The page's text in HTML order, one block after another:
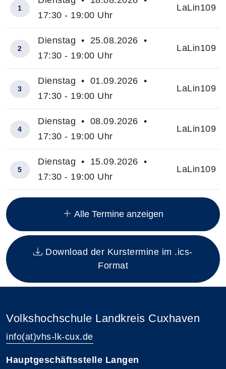
Insgesamt gibt es 15 Termine zum diesen Kurs
1
17:30 - 19:00 Uhr
LaLin109
2
Dienstag • 25.08.2026 •
17:30 - 19:00 Uhr
LaLin109
3
Dienstag • 01.09.2026 •
17:30 - 19:00 Uhr
LaLin109
4
Dienstag • 08.09.2026 •
17:30 - 19:00 Uhr
LaLin109
5
Dienstag • 15.09.2026 •
17:30 - 19:00 Uhr
LaLin109
Alle Termine anzeigen
Download der Kurstermine im .ics-
Format
Volkshochschule Landkreis Cuxhaven
info(at)vhs-lk-cux.de
Hauptgeschäftsstelle Langen